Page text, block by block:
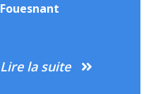
Fouesnant
Lire la suite